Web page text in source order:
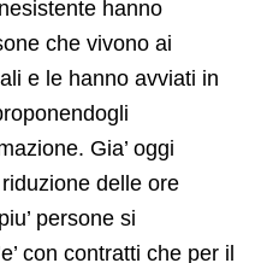
hanno
che vivono ai
e le hanno avviati in
Gia’ oggi
delle ore
persone si
con contratti che per il